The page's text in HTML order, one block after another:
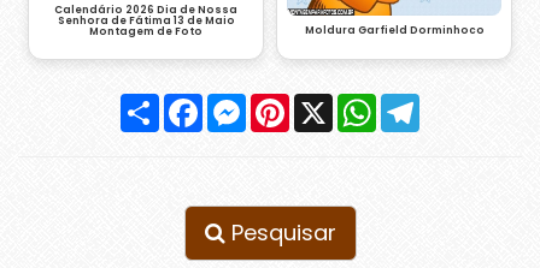
Calendário 2026 Dia de Nossa
Senhora de Fátima 13 de Maio
Montagem de Foto Moldura Garfield Dorminhoco
Compartilhar
FacebookMessenger
Pinterest
X WhatsApp
Pesquisar